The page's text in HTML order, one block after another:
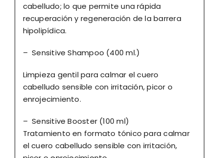
cabelludo; lo que permite una rápida
recuperación y regeneración de la barrera
hipolipídica.
– Sensitive Shampoo (400 ml.)
Limpieza gentil para calmar el cuero
cabelludo sensible con irritación, picor o
enrojecimiento.
– Sensitive Booster (100 ml)
Tratamiento en formato tónico para calmar
el cuero cabelludo sensible con irritación,